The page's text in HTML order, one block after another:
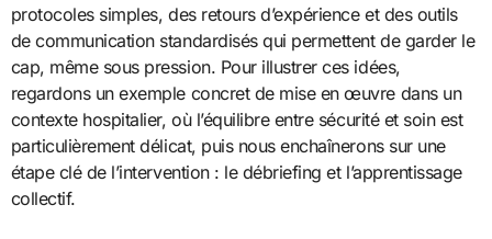
protocoles simples, des retours d’expérience et des outils
de communication standardisés qui permettent de garder le
cap, même sous pression. Pour illustrer ces idées,
regardons un exemple concret de mise en œuvre dans un
contexte hospitalier, où l’équilibre entre sécurité et soin est
particulièrement délicat, puis nous enchaînerons sur une
étape clé de l’intervention : le débriefing et l’apprentissage
collectif.